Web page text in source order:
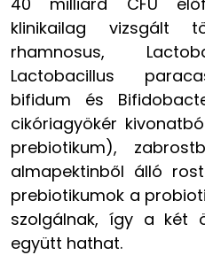
klinikailag vizsgált
rhamnosus,
Lactobacillus
bifidum és
cikóriagyökér
prebiotikum),
almapektinből álló
prebiotikumok a
szolgálnak, így a két
együtt hathat.